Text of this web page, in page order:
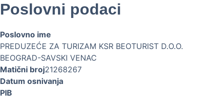
Poslovni podaci
Poslovno ime
PREDUZEĆE ZA TURIZAM KSR BEOTURIST D.O.O.
BEOGRAD-SAVSKI VENAC
Matični broj21268267
Datum osnivanja
PIB